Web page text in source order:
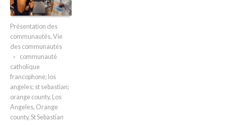
Présentation des
communautés, Vie
des communautés
communauté
catholique
francophone; los
angeles; st sebastian;
orange county, Los
Angeles, Orange
county, St Sebastian